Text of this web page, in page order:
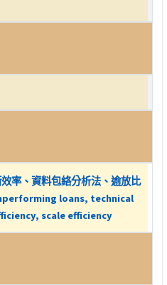
率、資料包絡分析法、逾放比
loans, technical
scale efficiency